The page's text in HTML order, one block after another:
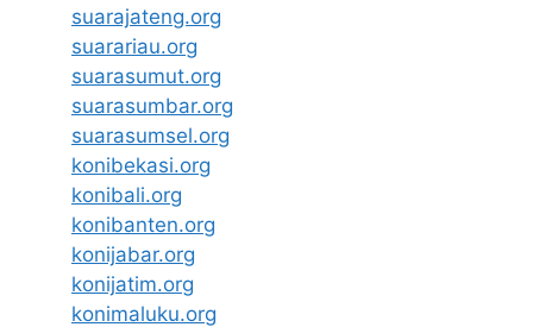
suarajateng.org
suarariau.org
suarasumut.org
suarasumbar.org
suarasumsel.org
konibekasi.org
konibali.org
konibanten.org
konijabar.org
konijatim.org
konimaluku.org